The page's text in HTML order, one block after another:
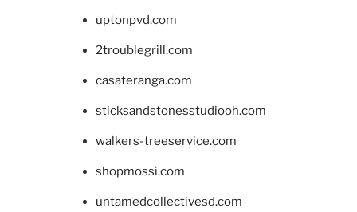
uptonpvd.com
2troublegrill.com
casateranga.com
sticksandstonesstudiooh.com
walkers-treeservice.com
shopmossi.com
untamedcollectivesd.com